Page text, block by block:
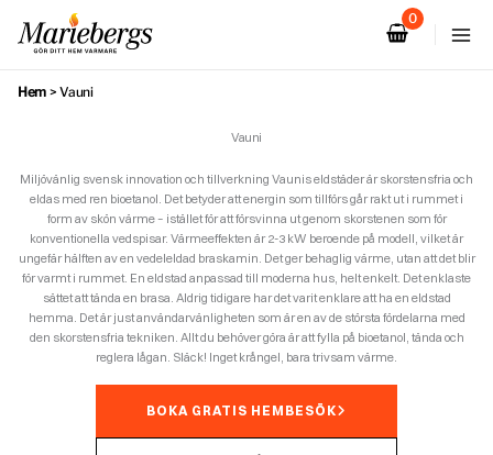
innehåll
Hem >Vauni
Vauni
Miljövänlig svensk innovation och tillverkning Vaunis eldstäder är skorstensfria och
eldas med ren bioetanol. Det betyder att energin som tillförs går rakt ut i rummet i
form av skön värme – istället för att försvinna ut genom skorstenen som för
konventionella vedspisar. Värmeeffekten är 2-3 kW beroende på modell, vilket är
ungefär hälften av en vedeleldad braskamin. Det ger behaglig värme, utan att det blir
för varmt i rummet. En eldstad anpassad till moderna hus, helt enkelt. Det enklaste
sättet att tända en brasa. Aldrig tidigare har det varit enklare att ha en eldstad
hemma. Det är just användarvänligheten som är en av de största fördelarna med
den skorstensfria tekniken. Allt du behöver göra är att fylla på bioetanol, tända och
reglera lågan. Släck! Inget krångel, bara trivsam värme.
BOKA GRATIS HEMBESÖK